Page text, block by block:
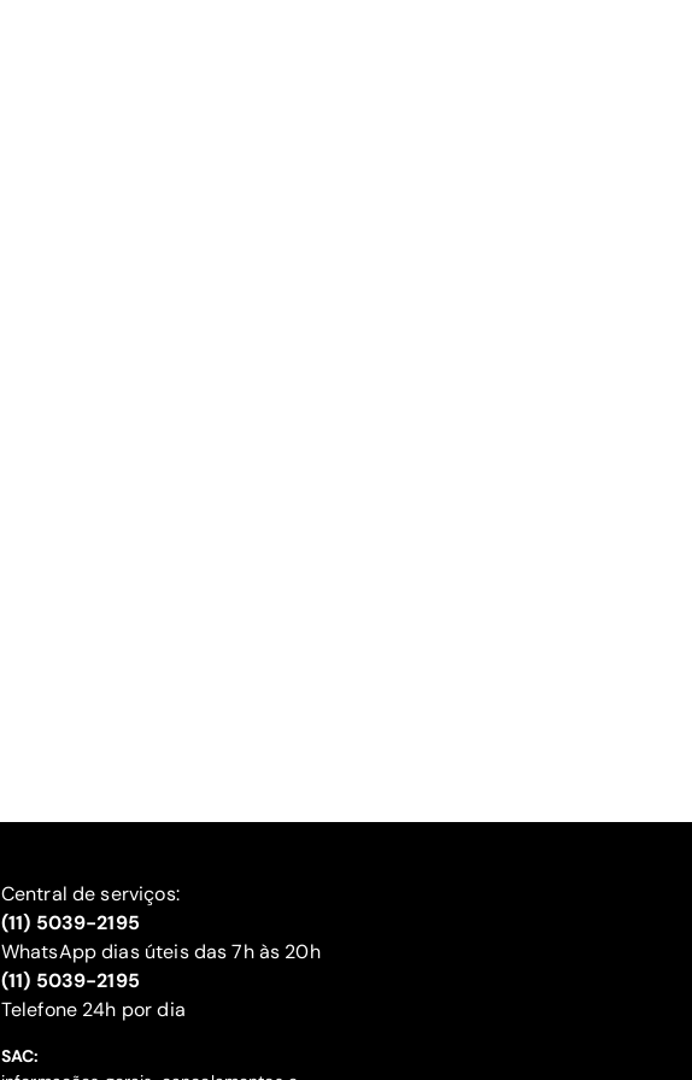
Central de serviços:
(11) 5039-2195
WhatsApp dias úteis das 7h às 20h
(11) 5039-2195
‍Telefone 24h por dia
SAC: